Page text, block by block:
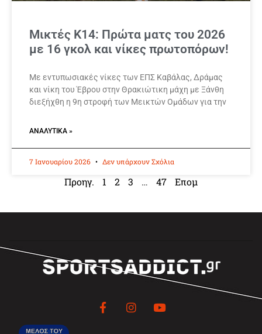
Μικτές Κ14: Πρώτα ματς του 2026
με 16 γκολ και νίκες πρωτοπόρων!
Με εντυπωσιακές νίκες των ΕΠΣ Καβάλας, Δράμας
και νίκη του Έβρου στην Θρακιώτικη μάχη με Ξάνθη
διεξήχθη η 9η στροφή των Μεικτών Ομάδων για την
ΑΝΑΛΥΤΙΚΆ »
7 Ιανουαρίου 2026 Δεν υπάρχουν Σχόλια
Προηγ. 1 2 3 … 47 Επομ